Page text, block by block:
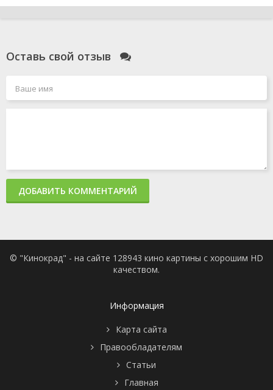
Оставь свой отзыв
ДОБАВИТЬ КОММЕНТАРИЙ
© "Кинокрад" - на сайте 128943 кино картины с хорошим HD
качеством.
Информация
Карта сайта
Правообладателям
Статьи
Главная